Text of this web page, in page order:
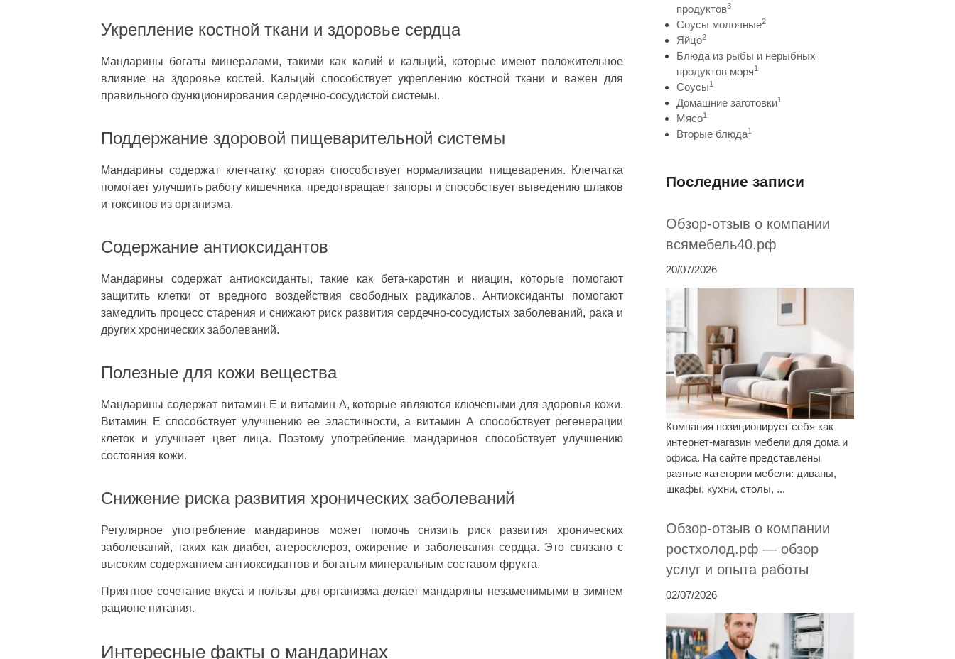
Укрепление костной ткани и здоровье сердца
Мандарины богаты минералами, такими как калий и кальций, которые имеют положительное
влияние на здоровье костей. Кальций способствует укреплению костной ткани и важен для
правильного функционирования сердечно-сосудистой системы.
Поддержание здоровой пищеварительной системы
Мандарины содержат клетчатку, которая способствует нормализации пищеварения. Клетчатка
помогает улучшить работу кишечника, предотвращает запоры и способствует выведению шлаков
и токсинов из организма.
Содержание антиоксидантов
Мандарины содержат антиоксиданты, такие как бета-каротин и ниацин, которые помогают
защитить клетки от вредного воздействия свободных радикалов. Антиоксиданты помогают
замедлить процесс старения и снижают риск развития сердечно-сосудистых заболеваний, рака и
других хронических заболеваний.
Полезные для кожи вещества
Мандарины содержат витамин Е и витамин А, которые являются ключевыми для здоровья кожи.
Витамин Е способствует улучшению ее эластичности, а витамин А способствует регенерации
клеток и улучшает цвет лица. Поэтому употребление мандаринов способствует улучшению
состояния кожи.
Снижение риска развития хронических заболеваний
Регулярное употребление мандаринов может помочь снизить риск развития хронических
заболеваний, таких как диабет, атеросклероз, ожирение и заболевания сердца. Это связано с
высоким содержанием антиоксидантов и богатым минеральным составом фрукта.
Приятное сочетание вкуса и пользы для организма делает мандарины незаменимыми в зимнем
рационе питания.
Интересные факты о мандаринах
продуктов3
Соусы молочные2
Яйцо2
Блюда из рыбы и нерыбных
продуктов моря1
Соусы1
Домашние заготовки1
Мясо1
Вторые блюда1
Последние записи
Обзор-отзыв о компании
всямебель40.рф
20/07/2026
Компания позиционирует себя как
интернет-магазин мебели для дома и
офиса. На сайте представлены
разные категории мебели: диваны,
шкафы, кухни, столы, ...
Обзор-отзыв о компании
ростхолод.рф — обзор
услуг и опыта работы
02/07/2026